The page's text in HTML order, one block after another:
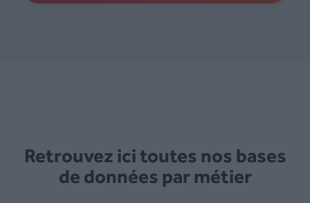
Retrouvez ici toutes nos bases
de données par métier